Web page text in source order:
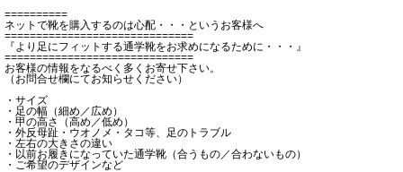
==========
ネットで靴を購入するのは心配・・・というお客様へ
==============================
『より足にフィットする通学靴をお求めになるために・・・』
==============================
お客様の情報をなるべく多くお寄せ下さい。
（お問合せ欄にてお知らせください）
・サイズ
・足の幅（細め／広め）
・甲の高さ（高め／低め）
・外反母趾・ウオノメ・タコ等、足のトラブル
・左右の大きさの違い
・以前お履きになっていた通学靴（合うもの／合わないもの）
・ご希望のデザインなど